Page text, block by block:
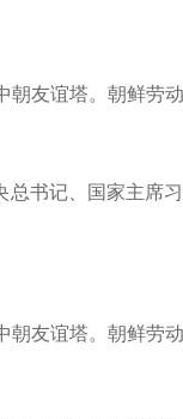
友谊塔。朝鲜劳
书记、国家主席
友谊塔。朝鲜劳